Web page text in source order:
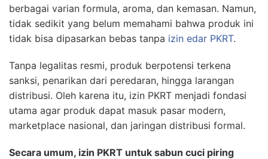
berbagai varian formula, aroma, dan kemasan. Namun,
tidak sedikit yang belum memahami bahwa produk ini
tidak bisa dipasarkan bebas tanpa izin edar PKRT.
Tanpa legalitas resmi, produk berpotensi terkena
sanksi, penarikan dari peredaran, hingga larangan
distribusi. Oleh karena itu, izin PKRT menjadi fondasi
utama agar produk dapat masuk pasar modern,
marketplace nasional, dan jaringan distribusi formal.
Secara umum, izin PKRT untuk sabun cuci piring